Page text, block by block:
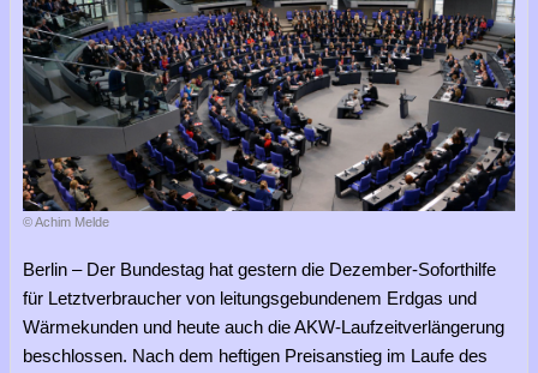
© Achim Melde
Berlin – Der Bundestag hat gestern die Dezember-Soforthilfe
für Letztverbraucher von leitungsgebundenem Erdgas und
Wärmekunden und heute auch die AKW-Laufzeitverlängerung
beschlossen. Nach dem heftigen Preisanstieg im Laufe des